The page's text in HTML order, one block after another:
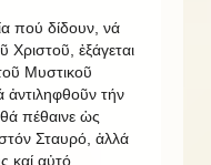
πού δίδουν, νά
ἐξάγεται
Μυστικοῦ
τήν
πέθαινε ὡς
Σταυρό, ἀλλά
καί αὐτό